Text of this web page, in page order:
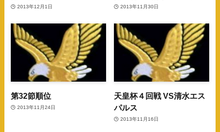
2013年12月1日 2013年11月30日
第32節順位
2013年11月24日
天皇杯４回戦 VS清水エス
パルス
2013年11月16日